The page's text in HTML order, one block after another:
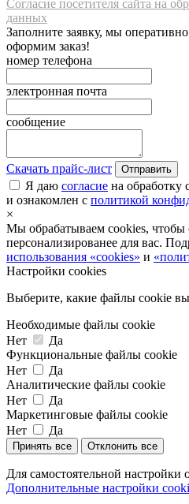
Согласие посетителя сайта на
данных
Заполните заявку, мы
оформим заказ!
номер телефона
электронная почта
сообщение
Скачать прайс-лист Отправить
Я даю согласие на обработку
и ознакомлен с политикой
×
Мы обрабатываем cookies, чтобы
персонализированее для вас.
использования «cookies» и
Настройки cookies
Выберите, какие файлы cookie вы
Необходимые файлы cookie
Нет
Да
Функциональные файлы cookie
Нет
Да
Аналитические файлы cookie
Нет
Да
Маркетинговые файлы cookie
Нет
Да
Принять все Отклонить все
Для самостоятельной настройки
Дополнительные настройки